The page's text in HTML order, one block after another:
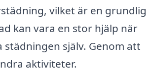
vilket är en grundlig
kan vara en stor hjälp när
själv. Genom att
aktiviteter.